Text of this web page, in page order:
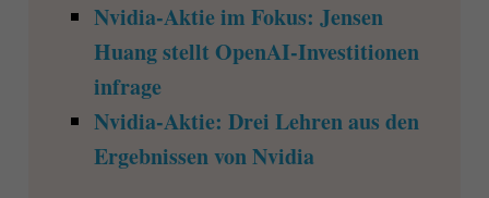
Nvidia-Aktie im Fokus: Jensen
Huang stellt OpenAI-Investitionen
infrage
Nvidia-Aktie: Drei Lehren aus den
Ergebnissen von Nvidia